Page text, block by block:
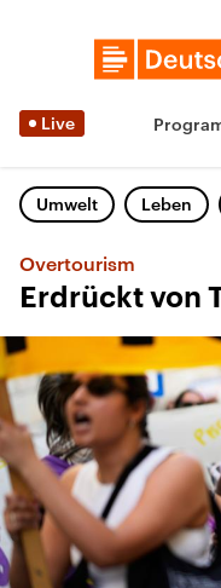
Live
Umwelt Leben
Overtourism
Erdrückt von